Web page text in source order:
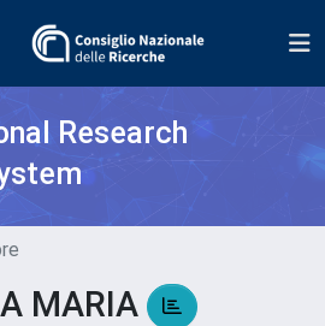
Research
MARIA